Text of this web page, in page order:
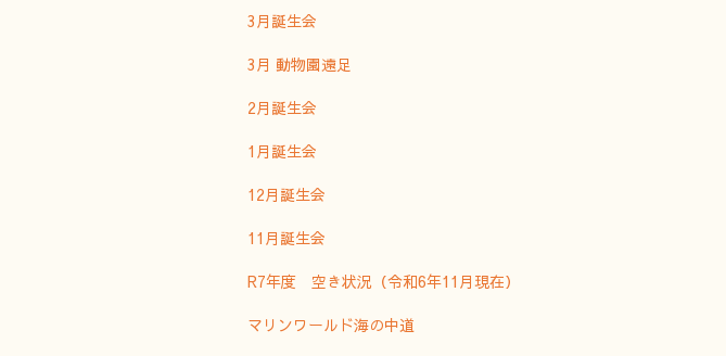
3月誕生会
3月 動物園遠足
2月誕生会
1月誕生会
12月誕生会
11月誕生会
R7年度 空き状況（令和6年11月現在）
マリンワールド海の中道